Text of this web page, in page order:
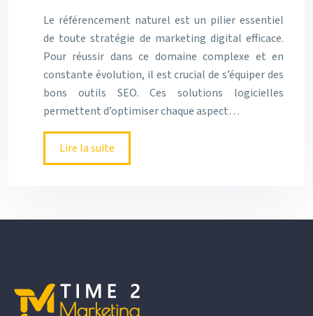
Le référencement naturel est un pilier essentiel
de toute stratégie de marketing digital efficace.
Pour réussir dans ce domaine complexe et en
constante évolution, il est crucial de s’équiper des
bons outils SEO. Ces solutions logicielles
permettent d’optimiser chaque aspect…
Lire la suite